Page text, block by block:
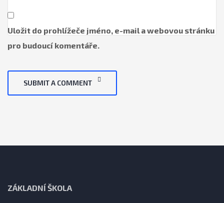
Uložit do prohlížeče jméno, e-mail a webovou stránku
pro budoucí komentáře.
SUBMIT A COMMENT
ZÁKLADNÍ ŠKOLA